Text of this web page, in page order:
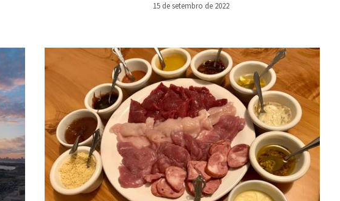
15 de setembro de 2022